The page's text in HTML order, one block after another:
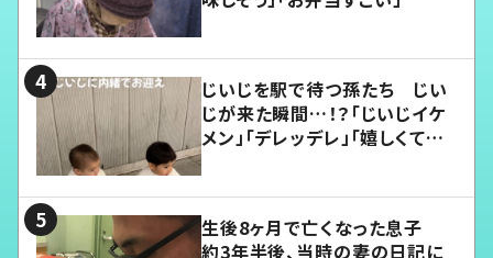
じいじを駅で待つ孫たち じい
じが来た瞬間…！？「じいじイケ
メン」「デレッデレ」「嬉しくて可
生後8ヶ月で亡くなった息子
約3年半後、当時の妻の日記に